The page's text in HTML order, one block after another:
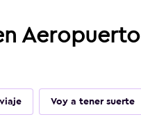
Aeropuerto
Voy a tener suerte